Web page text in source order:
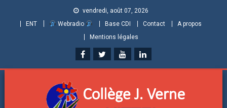
vendredi, août 07, 2026
ENT
Webradio Base CDI Contact
A propos
Mentions légales